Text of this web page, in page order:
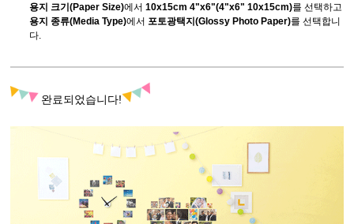
용지 크기(Paper Size)에서10x15cm 4"x6"(4"x6" 10x15cm)를 선택하고
용지 종류(Media Type)에서 포토광택지(Glossy Photo Paper)를 선택합니
다.
완료되었습니다!